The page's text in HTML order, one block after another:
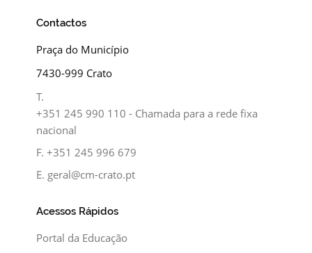
Contactos
Praça do Município
7430-999 Crato
T.
+351 245 990 110 - Chamada para a rede fixa
nacional
F.+351 245 996 679
E. geral@cm-crato.pt
Acessos Rápidos
Portal da Educação